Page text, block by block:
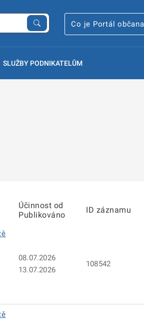
Co je Portál občana
SLUŽBY PODNIKATELŮM
Účinnost od
Publikováno
ID záznamu
08.07.2026
13.07.2026
108542